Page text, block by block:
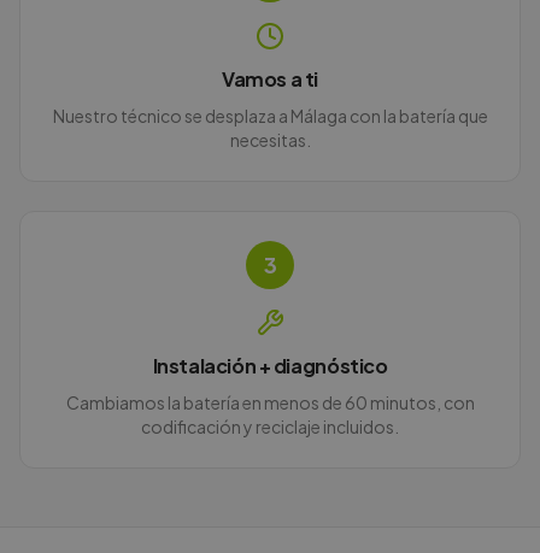
Vamos a ti
Nuestro técnico se desplaza a Málaga con la batería que
necesitas.
3
Instalación + diagnóstico
Cambiamos la batería en menos de 60 minutos, con
codificación y reciclaje incluidos.